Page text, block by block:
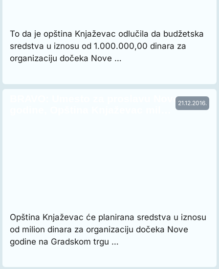
To da je opština Knjaževac odlučila da budžetska
sredstva u iznosu od 1.000.000,00 dinara za
organizaciju dočeka Nove …
21.12.2016.
BRAVO: Umesto za proslavu Nove
Opština Knjaževac će planirana sredstva u iznosu
od milion dinara za organizaciju dočeka Nove
godine na Gradskom trgu …